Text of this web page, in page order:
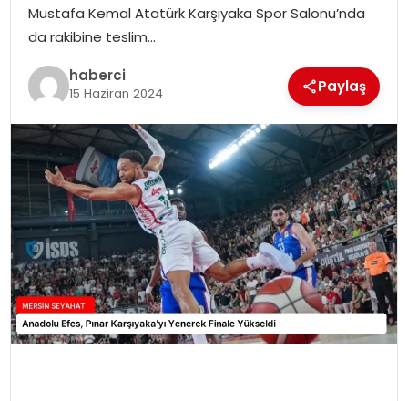
Mustafa Kemal Atatürk Karşıyaka Spor Salonu’nda
da rakibine teslim…
haberci
15 Haziran 2024 Paylaş